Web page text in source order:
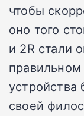
чтобы
оно того
и 2R стали
устройства
своей